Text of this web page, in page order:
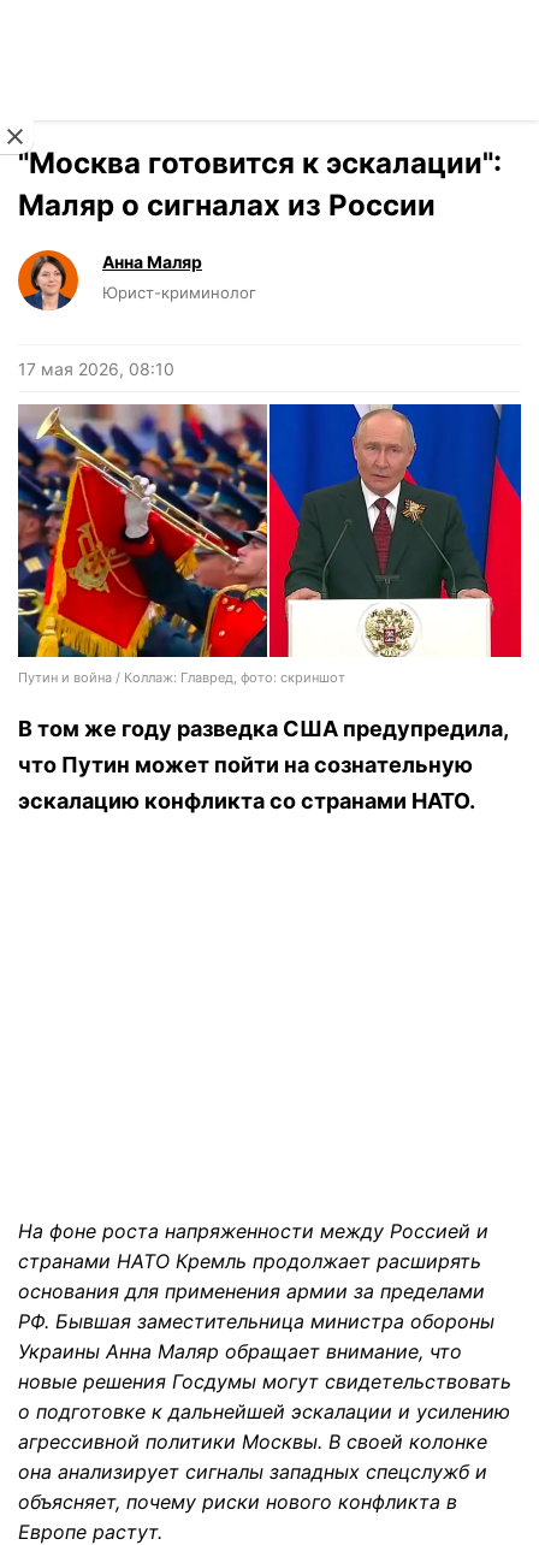
"Москва готовится к эскалации":
Маляр о сигналах из России
Анна Маляр
Юрист-криминолог
17 мая 2026, 08:10
Путин и война / Коллаж: Главред, фото: скриншот
В том же году разведка США предупредила,
что Путин может пойти на сознательную
эскалацию конфликта со странами НАТО.
На фоне роста напряженности между Россией и
странами НАТО Кремль продолжает расширять
основания для применения армии за пределами
РФ. Бывшая заместительница министра обороны
Украины Анна Маляр обращает внимание, что
новые решения Госдумы могут свидетельствовать
о подготовке к дальнейшей эскалации и усилению
агрессивной политики Москвы. В своей колонке
она анализирует сигналы западных спецслужб и
объясняет, почему риски нового конфликта в
Европе растут.